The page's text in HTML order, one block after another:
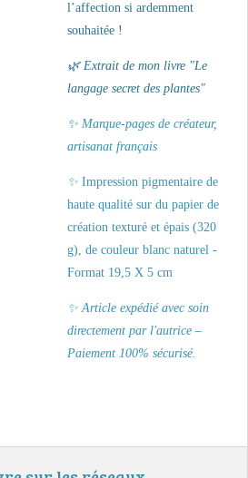
l’affection si ardemment
souhaitée !
🌿Extrait de mon livre "Le
langage secret des plantes"
✨ Marque-pages de créateur,
artisanat français
✨ Impression pigmentaire de
haute qualité sur du papier de
création texturé et épais (320
g), de couleur blanc naturel -
Format 19,5 X 5 cm
✨ Article expédié avec soin
directement par l'autrice –
Paiement 100% sécurisé.